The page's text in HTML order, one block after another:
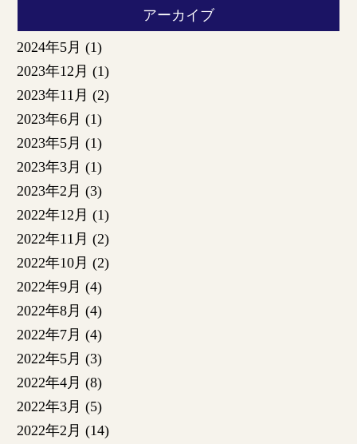
アーカイブ
2024年5月 (1)
2023年12月 (1)
2023年11月 (2)
2023年6月 (1)
2023年5月 (1)
2023年3月 (1)
2023年2月 (3)
2022年12月 (1)
2022年11月 (2)
2022年10月 (2)
2022年9月 (4)
2022年8月 (4)
2022年7月 (4)
2022年5月 (3)
2022年4月 (8)
2022年3月 (5)
2022年2月 (14)